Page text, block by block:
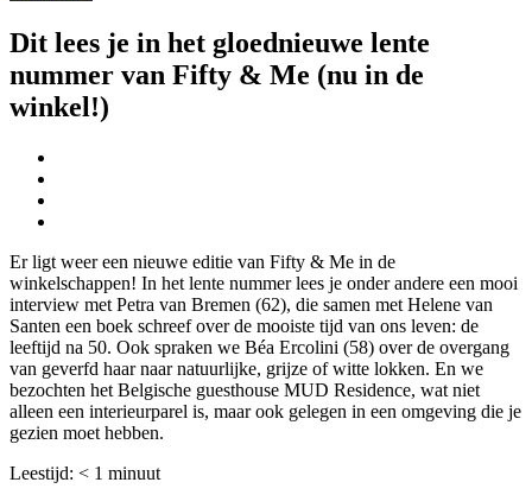
Dit lees je in het gloednieuwe lente
nummer van Fifty & Me (nu in de
winkel!)
Er ligt weer een nieuwe editie van Fifty & Me in de
winkelschappen! In het lente nummer lees je onder andere een mooi
interview met Petra van Bremen (62), die samen met Helene van
Santen een boek schreef over de mooiste tijd van ons leven: de
leeftijd na 50. Ook spraken we Béa Ercolini (58) over de overgang
van geverfd haar naar natuurlijke, grijze of witte lokken. En we
bezochten het Belgische guesthouse MUD Residence, wat niet
alleen een interieurparel is, maar ook gelegen in een omgeving die je
gezien moet hebben.
Leestijd: < 1 minuut